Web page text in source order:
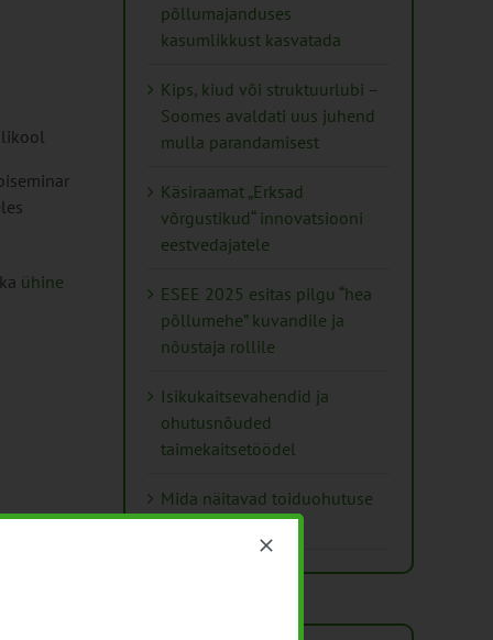
ühine
põllumajanduses
kasumlikkust kasvatada
Kips, kiud või struktuurlubi –
Soomes avaldati uus juhend
mulla parandamisest
Käsiraamat „Erksad
võrgustikud“ innovatsiooni
eestvedajatele
ESEE 2025 esitas pilgu “hea
põllumehe” kuvandile ja
nõustaja rollile
Isikukaitsevahendid ja
ohutusnõuded
taimekaitsetöödel
Mida näitavad toiduohutuse
seirearuanded